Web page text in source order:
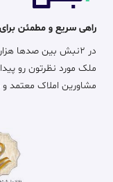
راهی سریع و مطمئن
در ۲نبش بین صدها
ملک مورد نظرتون رو
مشاورین املاک معتمد